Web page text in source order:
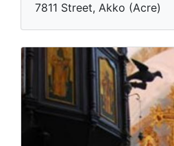
7811 Street, Akko (Acre)